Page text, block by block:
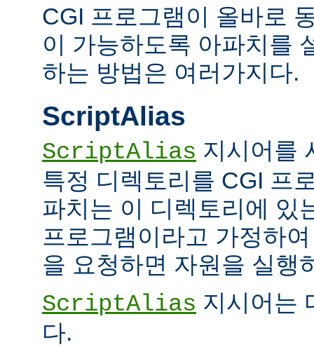
CGI 프로그램이 올바로
이 가능하도록 아파치를
하는 방법은 여러가지다.
ScriptAlias
ScriptAlias 지시어를
특정 디렉토리를 CGI 프
파치는 이 디렉토리에 있
프로그램이라고 가정하
을 요청하면 자원을 실행
ScriptAlias 지시어는
다.